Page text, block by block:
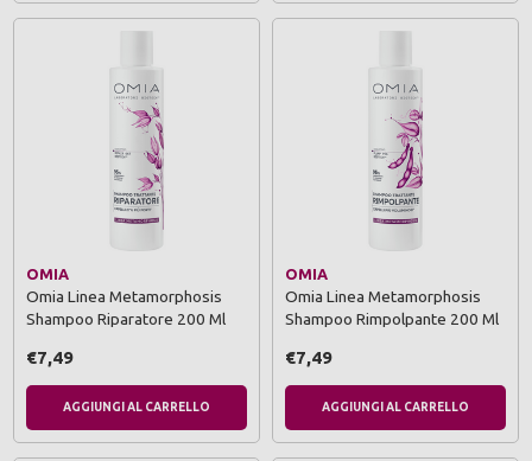
OMIA
Omia Linea Metamorphosis
Shampoo Riparatore 200 Ml
€7,49
AGGIUNGI AL CARRELLO
OMIA
Omia Linea Metamorphosis
Shampoo Rimpolpante 200 Ml
€7,49
AGGIUNGI AL CARRELLO